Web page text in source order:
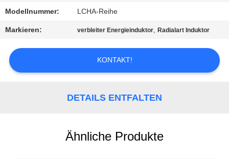
NEUIGKEITEN
RECHTSSACHEN
ANFORDERN
Modellnummer: LCHA-Reihe
Markieren: verbleiter Energieinduktor,Radialart Induktor
KONTAKT!
DETAILS ENTFALTEN
Ähnliche Produkte